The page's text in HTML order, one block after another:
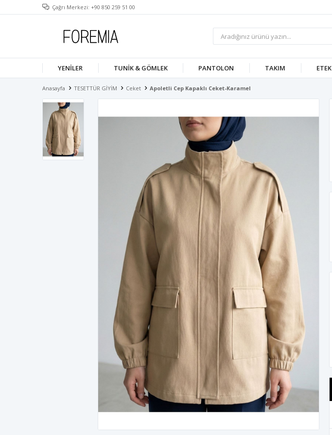
Çağrı Merkezi: +90 850 259 51 00
YENILER TUNIK & GÖMLEK PANTOLON TAKIM ETEK
Anasayfa TESETTÜR GİYİM Ceket Apoletli Cep Kapaklı Ceket-Karamel